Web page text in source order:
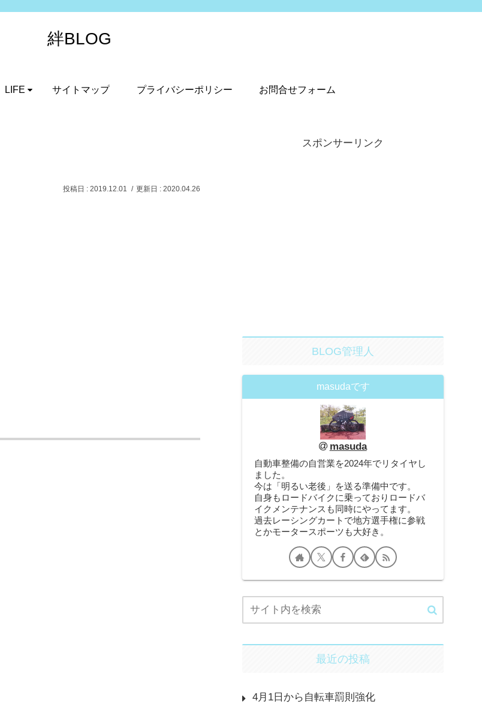
絆BLOG
LIFE サイトマップ プライバシーポリシー お問合せフォーム
2019.12.01 2020.04.26
スポンサーリンク
BLOG管理人
masudaです
masuda
自動車整備の自営業を2024年でリタイヤし
ました。
今は「明るい老後」を送る準備中です。
自身もロードバイクに乗っておりロードバ
イクメンテナンスも同時にやってます。
過去レーシングカートで地方選手権に参戦
とかモータースポーツも大好き。
最近の投稿
4月1日から自転車罰則強化